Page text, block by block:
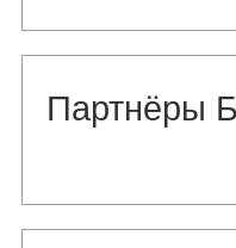
Партнёры